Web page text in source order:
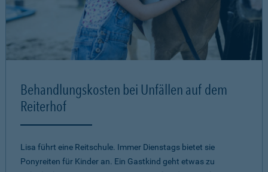
Behandlungskosten bei Unfällen auf dem
Reiterhof
Lisa führt eine Reitschule. Immer Dienstags bietet sie
Ponyreiten für Kinder an. Ein Gastkind geht etwas zu